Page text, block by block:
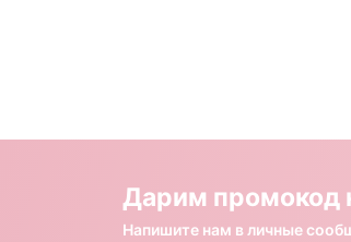
Дарим промокод
Напишите нам в личные